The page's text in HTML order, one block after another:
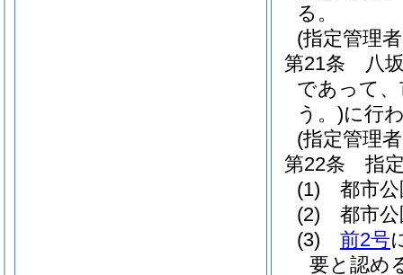
る。
(指定管理
第21条
八
であって
う。)に行
(指定管理
第22条
指
(1)
都市
(2)
都市
(3)
前2号
要と認め